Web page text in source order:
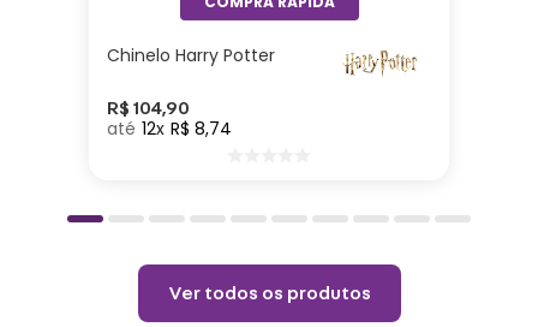
Chinelo Harry Potter
R$ 104,90
12 R$ 8,74
Ver todos os produtos